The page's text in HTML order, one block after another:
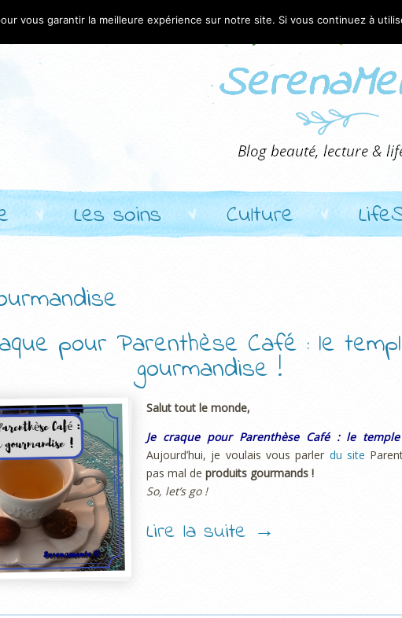
Les soins Culture
pour Parenthèse Café : le
gourmandise !
Salut tout le monde,
Je craque pour Parenthèse Café : le
Aujourd’hui, je voulais vous parler du site
pas mal de produits gourmands !
So, let’s go !
Lire la suite →
vous garantir la meilleure expérience sur notre site. Si vous continuez à